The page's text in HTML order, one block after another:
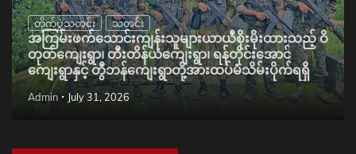
တိုက်ပွဲသတင်း သတင်း
အကြမ်းဖက်သောင်းကျန်းသူများယာယီစိုးမိုးထားသည့် ဝိ
တုတ်ကျေးရွာ၊ တီးတိန်ယံကျေးရွာ၊ ရန်တိုင်းအောင်
ကျေးရွာနှင့် တွီဘန်ကျေးရွာတို့အားထပ်မံသိမ်းပိုက်ရရှိ
Admin July 31, 2026